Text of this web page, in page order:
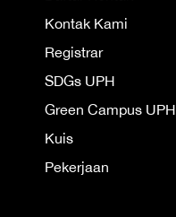
Kontak Kami
Registrar
SDGs UPH
Green Campus UPH
Kuis
Pekerjaan